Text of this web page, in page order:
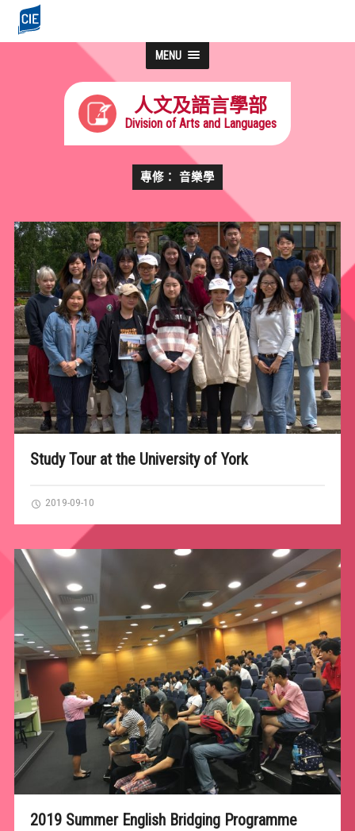
MENU
人文及語言學部
Division of Arts and Languages
專修： 音樂學
Study Tour at the University of York
2019-09-10
2019 Summer English Bridging Programme